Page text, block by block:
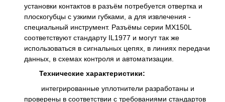
установки контактов в разъём потребуется отвертка и
плоскогубцы с узкими губками, а для извлечения -
специальный инструмент. Разъёмы серии MX150L
соответствуют стандарту IL1977 и могут так же
использоваться в сигнальных цепях, в линиях передачи
данных, в схемах контроля и автоматизации.
Технические характеристики:
интегрированные уплотнители разработаны и
проверены в соответствии с требованиями стандартов